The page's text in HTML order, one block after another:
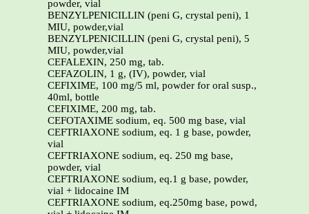
powder, vial
BENZYLPENICILLIN (peni G, crystal peni), 1
MIU, powder,vial
BENZYLPENICILLIN (peni G, crystal peni), 5
MIU, powder,vial
CEFALEXIN, 250 mg, tab.
CEFAZOLIN, 1 g, (IV), powder, vial
CEFIXIME, 100 mg/5 ml, powder for oral susp.,
40ml, bottle
CEFIXIME, 200 mg, tab.
CEFOTAXIME sodium, eq. 500 mg base, vial
CEFTRIAXONE sodium, eq. 1 g base, powder,
vial
CEFTRIAXONE sodium, eq. 250 mg base,
powder, vial
CEFTRIAXONE sodium, eq.1 g base, powder,
vial + lidocaine IM
CEFTRIAXONE sodium, eq.250mg base, powd,